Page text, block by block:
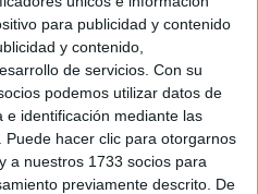
para publicidad y contenido
y contenido,
de servicios. Con su
podemos utilizar datos de
e identificación mediante las
hacer clic para otorgarnos
a nuestros 1733 socios para
previamente descrito. De
de Ceuta celebra su XXXV
06/12/2024 0
de Caza anuncia dos
navideños de tiro al plato
02/12/2024